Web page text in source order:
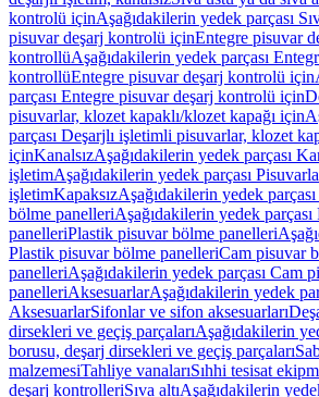
kontrolü içinAşağıdakilerin yedek parçası
pisuvar deşarj kontrolü içinEntegre pisuvar
kontrollüAşağıdakilerin yedek parçası
kontrollüEntegre pisuvar deşarj kontrolü için
parçası Entegre pisuvar deşarj kontrolü için
pisuvarlar, klozet kapaklı/klozet kapağı için
parçası Deşarjlı işletimli pisuvarlar, klozet
içinKanalsızAşağıdakilerin yedek parçası
işletimAşağıdakilerin yedek parçası
işletimKapaksızAşağıdakilerin yedek
bölme panelleriAşağıdakilerin yedek
panelleriPlastik pisuvar bölme panelleri
Plastik pisuvar bölme panelleriCam pisuvar
panelleriAşağıdakilerin yedek parçası Cam
panelleriAksesuarlarAşağıdakilerin yedek
AksesuarlarSifonlar ve sifon aksesuarları
dirsekleri ve geçiş parçalarıAşağıdakilerin
borusu, deşarj dirsekleri ve geçiş parçaları
malzemesiTahliye vanalarıSıhhi tesisat
deşarj kontrolleriSıva altıAşağıdakilerin